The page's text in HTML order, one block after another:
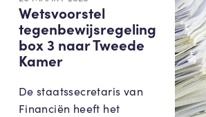
Wetsvoorstel
tegenbewijsregeling
box 3 naar Tweede
Kamer
De staatssecretaris van
Financiën heeft het